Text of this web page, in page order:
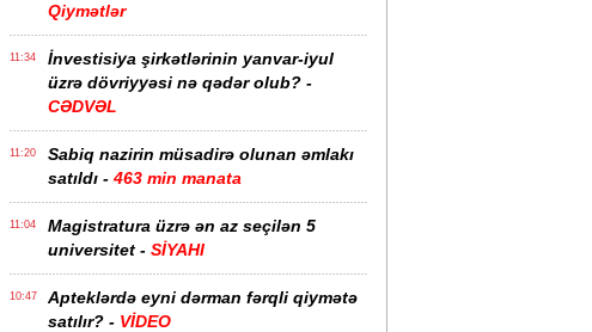
Qiymətlər
11:34
İnvestisiya şirkətlərinin yanvar-iyul
üzrə dövriyyəsi nə qədər olub? -
CƏDVƏL
11:20
Sabiq nazirin müsadirə olunan əmlakı
satıldı - 463 min manata
11:04
Magistratura üzrə ən az seçilən 5
universitet - SİYAHI
10:47
Apteklərdə eyni dərman fərqli qiymətə
satılır? - VİDEO